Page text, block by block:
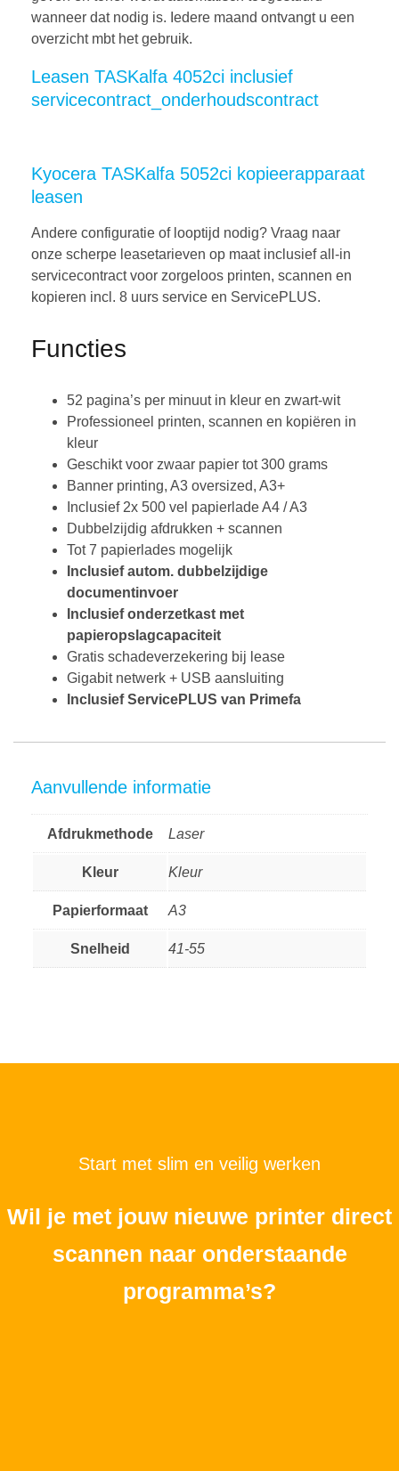
wanneer dat nodig is. Iedere maand ontvangt u een
overzicht mbt het gebruik.
Leasen TASKalfa 4052ci inclusief
servicecontract_onderhoudscontract
Kyocera TASKalfa 5052ci kopieerapparaat
leasen
Andere configuratie of looptijd nodig? Vraag naar
onze scherpe leasetarieven op maat inclusief all-in
servicecontract voor zorgeloos printen, scannen en
kopieren incl. 8 uurs service en ServicePLUS.
Functies
52 pagina’s per minuut in kleur en zwart-wit
Professioneel printen, scannen en kopiëren in
kleur
Geschikt voor zwaar papier tot 300 grams
Banner printing, A3 oversized, A3+
Inclusief 2x 500 vel papierlade A4 / A3
Dubbelzijdig afdrukken + scannen
Tot 7 papierlades mogelijk
Inclusief autom. dubbelzijdige
documentinvoer
Inclusief onderzetkast met
papieropslagcapaciteit
Gratis schadeverzekering bij lease
Gigabit netwerk + USB aansluiting
Inclusief ServicePLUS van Primefa
Aanvullende informatie
Afdrukmethode Laser
Kleur Kleur
Papierformaat A3
Snelheid 41-55
Start met slim en veilig werken
Wil je met jouw nieuwe printer direct
scannen naar onderstaande
programma’s?